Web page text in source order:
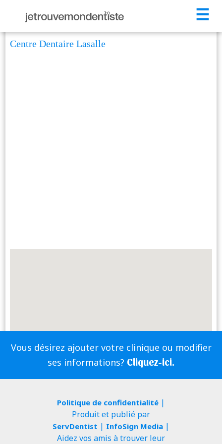
☰
Centre Dentaire Lasalle
Vous désirez ajouter votre clinique ou modifier
ses informations? Cliquez-ici.
Politique de confidentialité|
Produit et publié par
ServDentist | InfoSign Media|
Aidez vos amis à trouver leur